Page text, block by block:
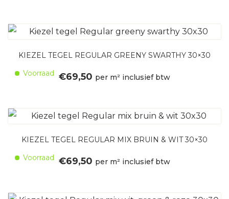
KIEZEL TEGEL REGULAR GREENY SWARTHY 30×30
Voorraad €69,50 per m² inclusief btw
KIEZEL TEGEL REGULAR MIX BRUIN & WIT 30×30
Voorraad €69,50 per m² inclusief btw